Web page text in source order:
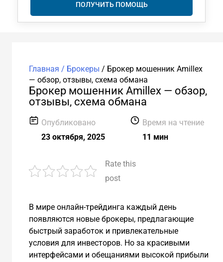
ПОЛУЧИТЬ ПОМОЩЬ
Главная / Брокеры / Брокер мошенник Amillex
— обзор, отзывы, схема обмана
Брокер мошенник Amillex — обзор,
отзывы, схема обмана
Опубликовано
23 октября, 2025
Время на чтение
11 мин
Rate this
post
В мире онлайн-трейдинга каждый день
появляются новые брокеры, предлагающие
быстрый заработок и привлекательные
условия для инвесторов. Но за красивыми
интерфейсами и обещаниями высокой прибыли